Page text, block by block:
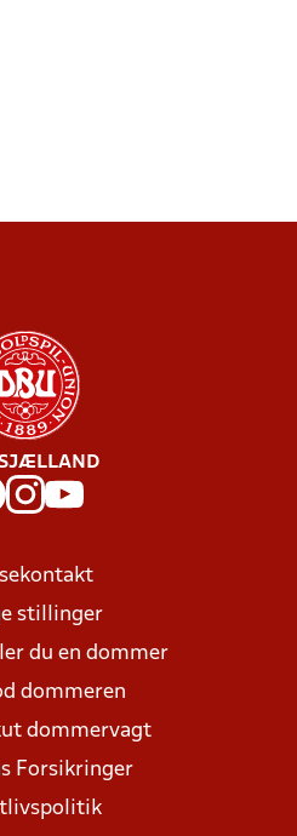
stillinger
du en dommer
dommeren
dommervagt
Forsikringer